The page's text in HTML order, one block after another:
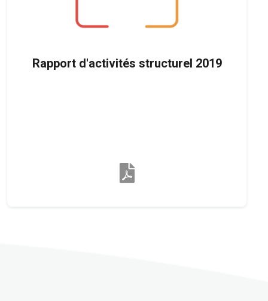
Rapport d'activités structurel 2019